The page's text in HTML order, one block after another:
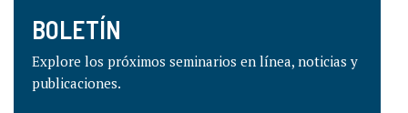
BOLETÍN
Explore los próximos seminarios en línea, noticias y
publicaciones.